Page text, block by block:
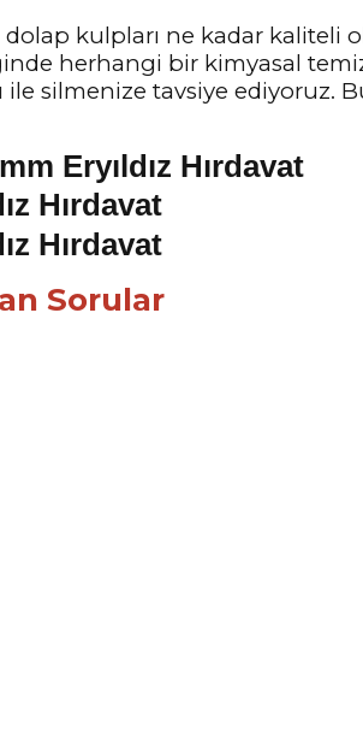
kulpları ne kadar kaliteli
herhangi bir kimyasal
silmenize tavsiye ediyoruz.
Sorular